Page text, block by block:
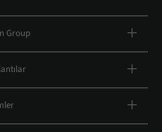
Group